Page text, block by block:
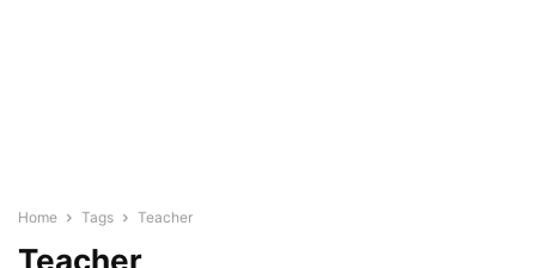
Home Tags Teacher
Teacher